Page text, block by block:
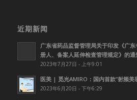
近期新闻
广东省药品监督管理局关于印发《广
册人、备案人延伸检查管理规定》的通
2023年7月27日 - 上午9:01
医美 | 觅光AMIRO：国内首款”射频美
2023年6月20日 - 下午6:29